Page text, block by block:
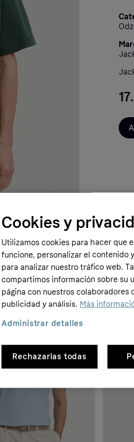
- 28%
Cookies y
Utilizamos cookies para hacer que
funcione, personalizar el contenido
para analizar nuestro tráfico web.
compartimos información sobre su
página con nuestros colaboradores
publicidad y análisis. Más
Rechazarlas todas
Administrar detalles